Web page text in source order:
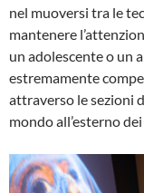
nel muoversi tra le
mantenere
un adolescente o un
estremamente
attraverso le sezioni
mondo all’esterno